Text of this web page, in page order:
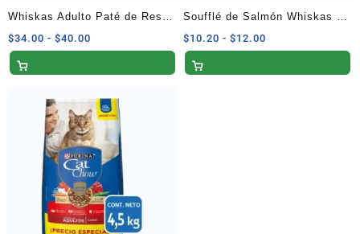
Whiskas Adulto Paté de Res
350 G
$34.00 - $40.00
de
$34.00
hasta
$40.00
Soufflé de Salmón Whiskas de
85g
$10.20 - $12.00
de